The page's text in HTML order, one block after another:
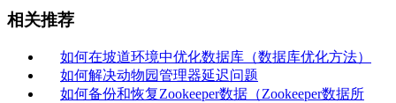
相关推荐
如何在坡道环境中优化数据库（数据库优化方法）
如何解决动物园管理器延迟问题
如何备份和恢复Zookeeper数据（Zookeeper数据所